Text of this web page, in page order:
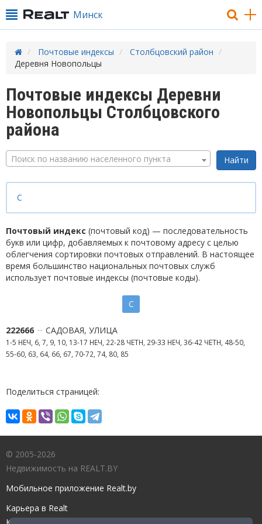
Минск
Почтовые индексы
Столбцовский район
Деревня Новопольцы
Почтовые индексы Деревни
Новопольцы Столбцовского
района
Поиск по названию населенного пункта
С
Почтовый индекс (почтовый код) — последовательность
букв или цифр, добавляемых к почтовому адресу с целью
облегчения сортировки почтовых отправлений. В настоящее
время большинство национальных почтовых служб
использует почтовые индексы (почтовые коды).
С
222666 САДОВАЯ, УЛИЦА
1-5 НЕЧ, 6, 7, 9, 10, 13-17 НЕЧ, 22-28 ЧЕТН, 29-33 НЕЧ, 36-42 ЧЕТН, 48-50,
55-60, 63, 64, 66, 67, 70-72, 74, 80, 85
Поделиться страницей:
© 2005-2026
Недвижимость на REALT.BY
Мобильное приложение Realt.by
Карьера в Realt